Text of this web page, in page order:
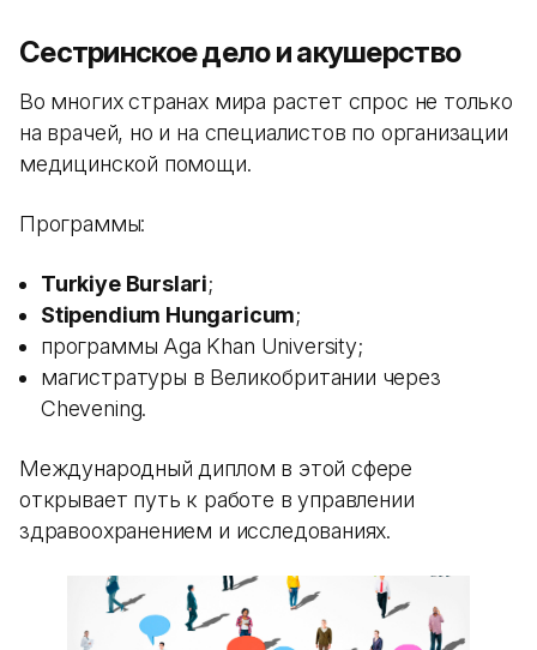
Сестринское дело и акушерство
Во многих странах мира растет спрос не только
на врачей, но и на специалистов по организации
медицинской помощи.
Программы:
Turkiye Burslari;
Stipendium Hungaricum;
программы Aga Khan University;
магистратуры в Великобритании через
Chevening.
Международный диплом в этой сфере
открывает путь к работе в управлении
здравоохранением и исследованиях.